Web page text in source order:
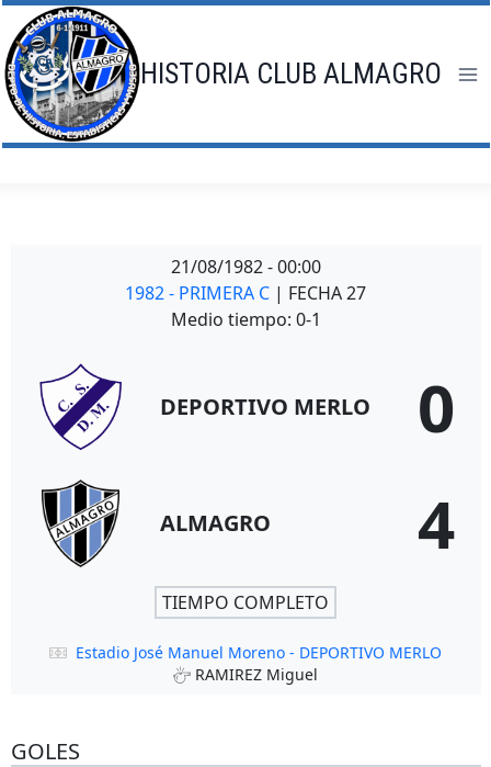
Saltar
al
contenido
HISTORIA CLUB ALMAGRO
21/08/1982 - 00:00
1982 - PRIMERA C | FECHA 27
Medio tiempo: 0-1
DEPORTIVO MERLO 0
ALMAGRO 4
TIEMPO COMPLETO
Estadio José Manuel Moreno - DEPORTIVO MERLO
RAMIREZ Miguel
GOLES